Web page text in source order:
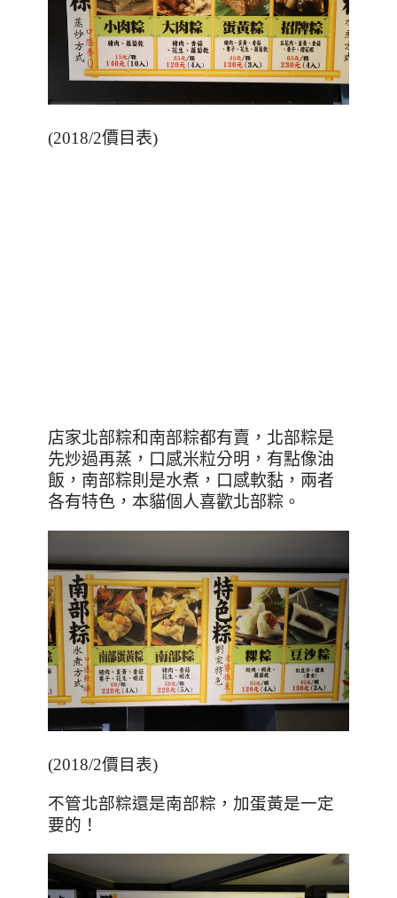
(2018/2價目表)
店家北部粽和南部粽都有賣，北部粽是
先炒過再蒸，口感米粒分明，有點像油
飯，南部粽則是水煮，口感軟黏，兩者
各有特色，本貓個人喜歡北部粽 。
(2018/2價目表)
不管北部粽還是南部粽，加蛋黃是一定
要的！